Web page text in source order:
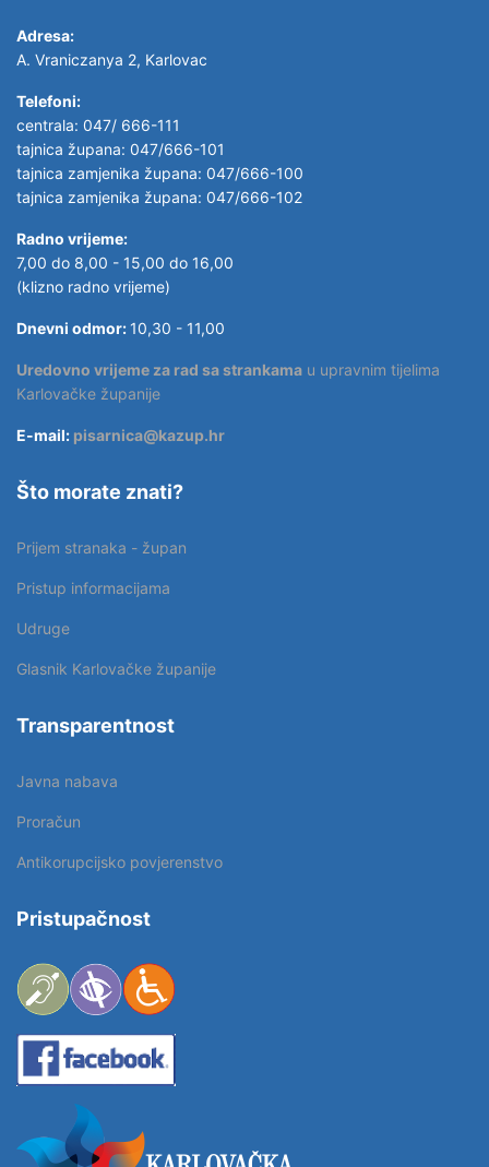
Adresa:
A. Vraniczanya 2, Karlovac
Telefoni:
centrala: 047/ 666-111
tajnica župana: 047/666-101
tajnica zamjenika župana: 047/666-100
tajnica zamjenika župana: 047/666-102
Radno vrijeme:
7,00 do 8,00 - 15,00 do 16,00
(klizno radno vrijeme)
Dnevni odmor: 10,30 - 11,00
Uredovno vrijeme za rad sa strankama u upravnim tijelima
Karlovačke županije
E-mail: pisarnica@kazup.hr
Što morate znati?
Prijem stranaka - župan
Pristup informacijama
Udruge
Glasnik Karlovačke županije
Transparentnost
Javna nabava
Proračun
Antikorupcijsko povjerenstvo
Pristupačnost